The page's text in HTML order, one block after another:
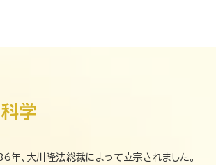
、大川隆法総裁によって立宗されました。